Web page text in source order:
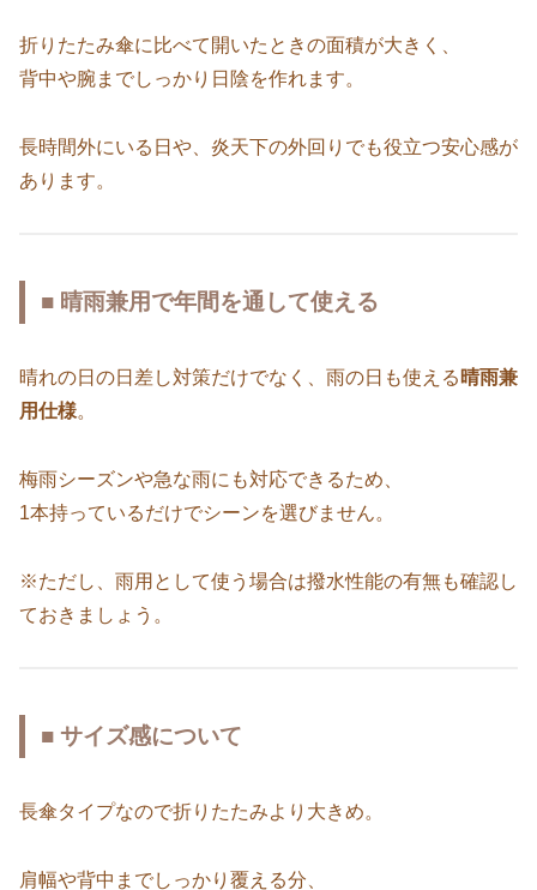
折りたたみ傘に比べて開いたときの面積が大きく、
背中や腕までしっかり日陰を作れます。
長時間外にいる日や、炎天下の外回りでも役立つ安心感が
あります。
■ 晴雨兼用で年間を通して使える
晴れの日の日差し対策だけでなく、雨の日も使える 晴雨兼
用仕様。
梅雨シーズンや急な雨にも対応できるため、
1本持っているだけでシーンを選びません。
※ただし、雨用として使う場合は撥水性能の有無も確認し
ておきましょう。
■ サイズ感について
長傘タイプなので折りたたみより大きめ。
肩幅や背中までしっかり覆える分、